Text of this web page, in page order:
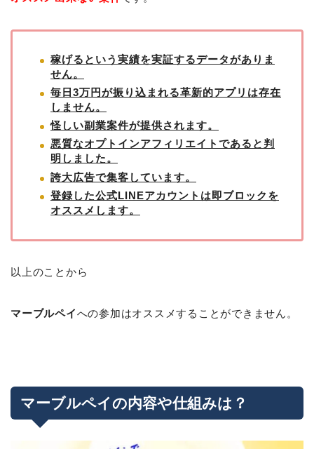
稼げるという実績を実証するデータがありま
せん。
毎日3万円が振り込まれる革新的アプリは存在
しません。
怪しい副業案件が提供されます。
悪質なオプトインアフィリエイトであると判
明しました。
誇大広告で集客しています。
登録した公式LINEアカウントは即ブロックを
オススメします。
以上のことから
マーブルペイへの参加はオススメすることができません。
マーブルペイの内容や仕組みは？